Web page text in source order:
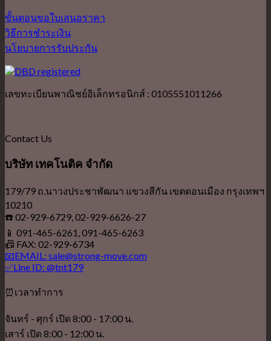
ขั้นตอนขอใบเสนอราคา
วิธีการชำระเงิน
นโยบายการรับประกัน
เลขทะเบียนพาณิชย์อิเล็กทรอนิกส์ : 0105551011266
Contact Us
บริษัท เทคโนติค จำกัด
179/79 ถ.นาวงประชาพัฒนา แขวงสีกัน เขตดอนเมือง กรุงเทพฯ
10210
☎️ 02-929-6729, 02-929-6626-27
📱 091-465-6261, 091-465-6263
📠 FAX: 02-929-6734
📧EMAIL: sale@strong-move.com
✅Line ID: @tnt179
⏰เวลาทำการ
จันทร์ - ศุกร์ เปิด 8:00 - 17:00 น.
เสาร์ เปิด 8:00 - 12:00 น.